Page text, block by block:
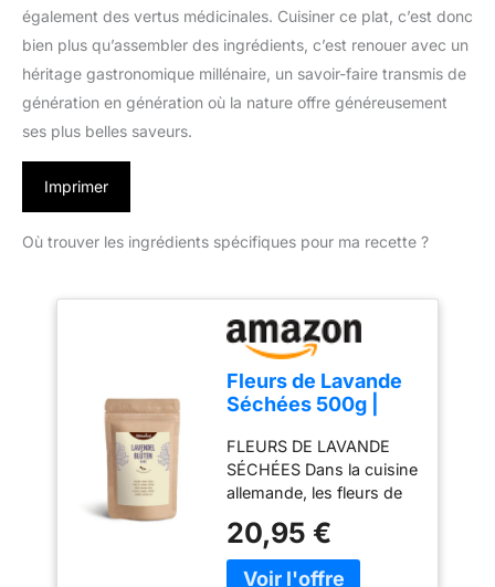
également des vertus médicinales. Cuisiner ce plat, c’est donc
bien plus qu’assembler des ingrédients, c’est renouer avec un
héritage gastronomique millénaire, un savoir-faire transmis de
génération en génération où la nature offre généreusement
ses plus belles saveurs.
Imprimer
Où trouver les ingrédients spécifiques pour ma recette ?
Fleurs de Lavande
Séchées 500g |
de Provence |
Nouvelle Récolte |
100% Naturelle -
Qualité Alimentaire
| Vom Achterhof
FLEURS DE LAVANDE
SÉCHÉES Dans la cuisine
allemande, les fleurs de
une petite rareté, mais
pas en France où les
20,95 €